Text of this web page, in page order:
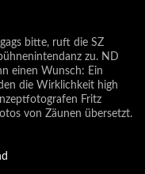
bitte, ruft die SZ
zu. ND
einen Wunsch: Ein
die Wirklichkeit high
Fritz
von Zäunen übersetzt.